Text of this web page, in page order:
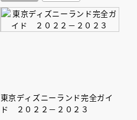
東京ディズニーランド完全ガイ
ド ２０２２－２０２３